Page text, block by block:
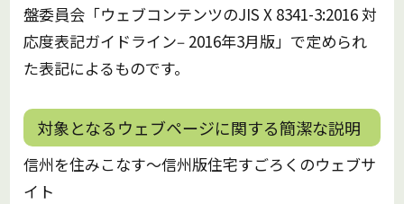
盤委員会「ウェブコンテンツのJIS X 8341-3:2016 対
応度表記ガイドライン‒ 2016年3⽉版」で定められ
た表記によるものです。
対象となるウェブページに関する簡潔な説明
信州を住みこなす～信州版住宅すごろくのウェブサ
イト